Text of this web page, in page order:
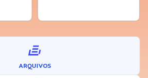
ARQUIVOS